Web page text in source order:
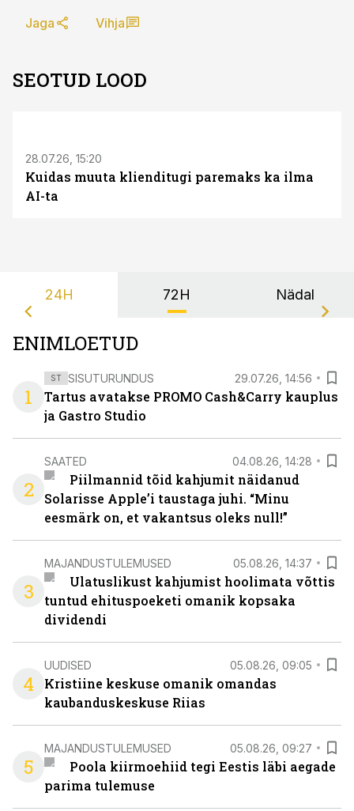
Jaga Vihja
SEOTUD LOOD
28.07.26, 15:20
Kuidas muuta klienditugi paremaks ka ilma
AI-ta
24H 72H Nädal
ENIMLOETUD
1
ST SISUTURUNDUS 29.07.26, 14:56
Tartus avatakse PROMO Cash&Carry kauplus
ja Gastro Studio
2
SAATED 04.08.26, 14:28
Piilmannid tõid kahjumit näidanud
Solarisse Apple’i taustaga juhi. “Minu
eesmärk on, et vakantsus oleks null!”
3
MAJANDUSTULEMUSED 05.08.26, 14:37
Ulatuslikust kahjumist hoolimata võttis
tuntud ehituspoeketi omanik kopsaka
dividendi
4
UUDISED 05.08.26, 09:05
Kristiine keskuse omanik omandas
kaubanduskeskuse Riias
5
MAJANDUSTULEMUSED 05.08.26, 09:27
Poola kiirmoehiid tegi Eestis läbi aegade
parima tulemuse